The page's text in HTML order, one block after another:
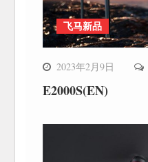
飞马新品
2023年2月9日
E2000S(EN)